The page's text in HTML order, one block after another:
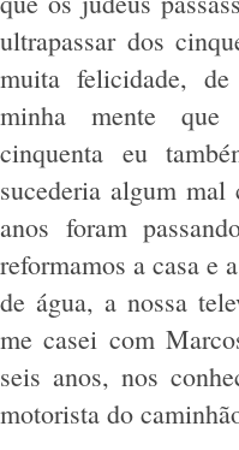
ultrapassar dos
muita felicidade,
minha mente que
cinquenta eu
sucederia algum
anos foram
reformamos a casa e
de água, a nossa
me casei com
seis anos, nos
motorista do